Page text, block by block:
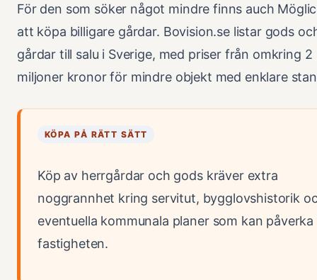
För den som söker något mindre finns auch
att köpa billigare gårdar. Bovision.se listar gods
gårdar till salu i Sverige, med priser från omkring 2
miljoner kronor för mindre objekt med enklare
KÖPA PÅ RÄTT SÄTT
Köp av herrgårdar och gods kräver extra
noggrannhet kring servitut, bygglovshistorik
eventuella kommunala planer som kan påverka
fastigheten.